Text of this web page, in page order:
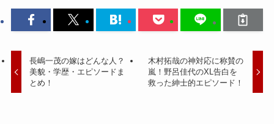
長嶋一茂の嫁はどんな人？
美貌・学歴・エピソードま
とめ！
木村拓哉の神対応に称賛の
嵐！野呂佳代のXL告白を
救った紳士的エピソード！